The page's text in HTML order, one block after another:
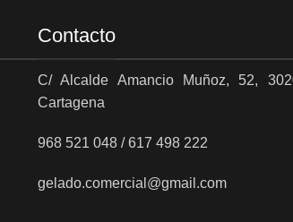
Contacto
C/ Alcalde Amancio Muñoz, 52,
Cartagena
968 521 048 / 617 498 222
gelado.comercial@gmail.com